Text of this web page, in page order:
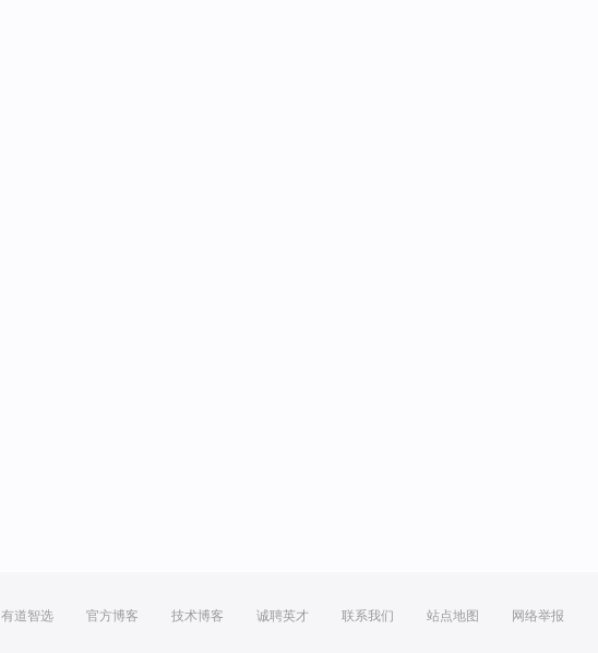
有道智选 官方博客 技术博客 诚聘英才 联系我们 站点地图 网络举报